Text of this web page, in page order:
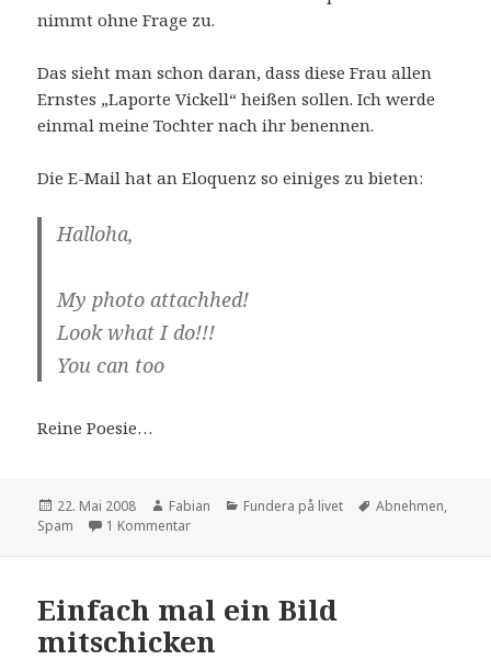
nimmt ohne Frage zu.
Das sieht man schon daran, dass diese Frau allen
Ernstes „Laporte Vickell“ heißen sollen. Ich werde
einmal meine Tochter nach ihr benennen.
Die E-Mail hat an Eloquenz so einiges zu bieten:
Halloha,
My photo attachhed!
Look what I do!!!
You can too
Reine Poesie…
Veröffentlicht
am
22. Mai 2008 Autor
Fabian Kategorien
Fundera på livet Schlagwörter
Abnehmen,
Spam
1 Kommentarzu Realsatire
Einfach mal ein Bild
mitschicken